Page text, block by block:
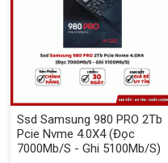
Ssd Samsung 980 PRO 2Tb
Pcie Nvme 4.0X4 (Đọc
7000Mb/S - Ghi 5100Mb/S)